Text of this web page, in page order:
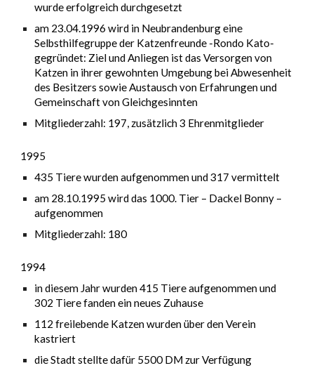
wurde erfolgreich durchgesetzt
am 23.04.1996 wird in Neubrandenburg eine
Selbsthilfegruppe der Katzenfreunde -Rondo Kato-
gegründet: Ziel und Anliegen ist das Versorgen von
Katzen in ihrer gewohnten Umgebung bei Abwesenheit
des Besitzers sowie Austausch von Erfahrungen und
Gemeinschaft von Gleichgesinnten
Mitgliederzahl: 197, zusätzlich 3 Ehrenmitglieder
1995
435 Tiere wurden aufgenommen und 317 vermittelt
am 28.10.1995 wird das 1000. Tier – Dackel Bonny –
aufgenommen
Mitgliederzahl: 180
1994
in diesem Jahr wurden 415 Tiere aufgenommen und
302 Tiere fanden ein neues Zuhause
112 freilebende Katzen wurden über den Verein
kastriert
die Stadt stellte dafür 5500 DM zur Verfügung